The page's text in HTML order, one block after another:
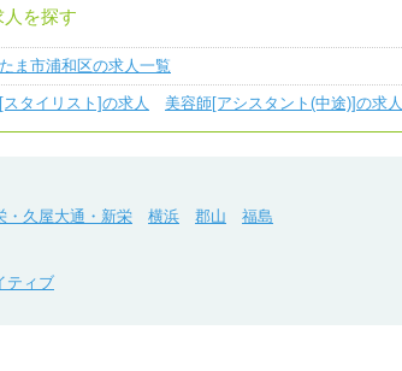
を探す
ま市浦和区の求人一覧
タイリスト]の求人 美容師[アシスタント(中途)]の求人
・久屋大通・新栄 横浜 郡山 福島
ティブ